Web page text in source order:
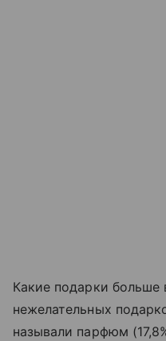
Какие подарки больше
нежелательных
называли парфюм